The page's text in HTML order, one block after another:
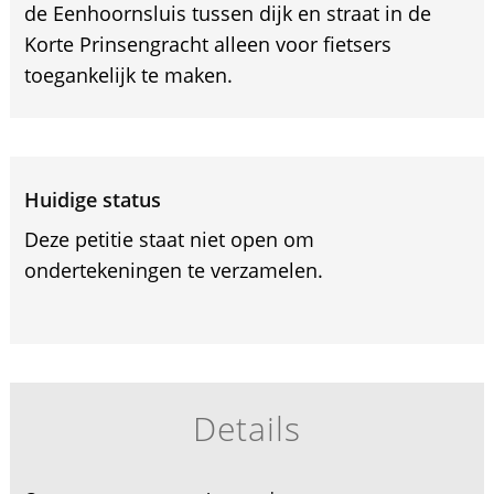
de Eenhoornsluis tussen dijk en straat in de
Korte Prinsengracht alleen voor fietsers
toegankelijk te maken.
Huidige status
Deze petitie staat niet open om
ondertekeningen te verzamelen.
Details